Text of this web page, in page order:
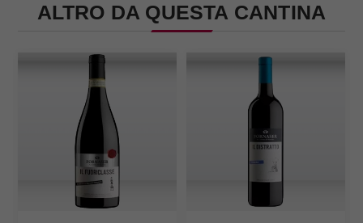
ALTRO DA QUESTA CANTINA